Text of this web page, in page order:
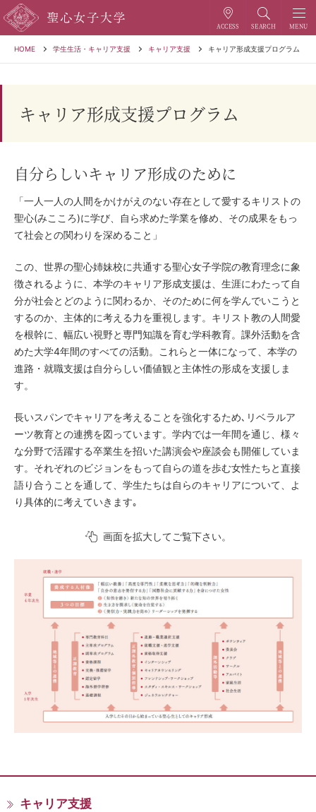
HOME 学生生活・キャリア支援 キャリア支援 キャリア形成支援プログラム
キャリア形成支援プログラム
自分らしいキャリア形成のために
「一人一人の人間をかけがえのない存在として愛するキリストの
聖心(みこころ)に学び、自ら求めた学業を修め、その成果をもっ
て社会との関わりを深めること」
この、世界の聖心姉妹校に共通する聖心女子学院の教育理念に象
徴されるように、本学のキャリア形成支援は、生涯にわたって自
分が社会とどのように関わるか、そのために何を学んでいこうと
するのか、主体的に考える力を重視します。キリスト教の人間愛
を根幹に、幅広い視野と専門知識を育む学科教育。課外活動を含
めた大学4年間のすべての活動。これらと一体になって、本学の
進路・就職支援は自分らしい価値観と主体性の形成を支援しま
す。
長いスパンでキャリアを考えることを強化するため､リベラルア
ーツ教育との連携を図っています。学内では一年間を通じ、様々
な分野で活躍する卒業生を招いた講演会や座談会も開催していま
す。それぞれのビジョンをもって自らの道を歩む女性たちと直接
語り合うことを通して、学生たちは自らのキャリアについて、よ
り具体的に考えていきます｡
画面を拡大してご覧下さい。
キャリア支援